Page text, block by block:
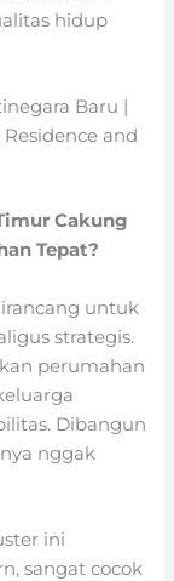
hidup
Baru |
and
Cakung
Tepat?
untuk
strategis.
perumahan
Dibangun
nggak
ini
sangat cocok